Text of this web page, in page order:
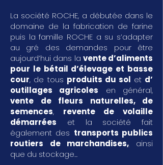
La société ROCHE, a débutée dans le
domaine de la fabrication de farine
puis la famille ROCHE a su s’adapter
au gré des demandes pour être
aujourd’hui dans la vente d’aliments
pour le bétail d’élevage et basse
cour, de tous produits du sol et d’
outillages agricoles en général,
vente de fleurs naturelles, de
semences, revente de volaille
démarrées et la société fait
également des transports publics
routiers de marchandises, ainsi
que du stockage...